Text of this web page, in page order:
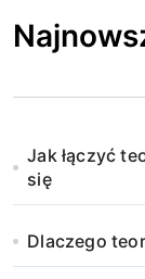
Jak łączyć
się
Dlaczego